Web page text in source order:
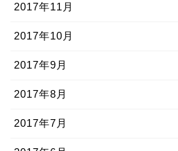
2017年11月
2017年10月
2017年9月
2017年8月
2017年7月